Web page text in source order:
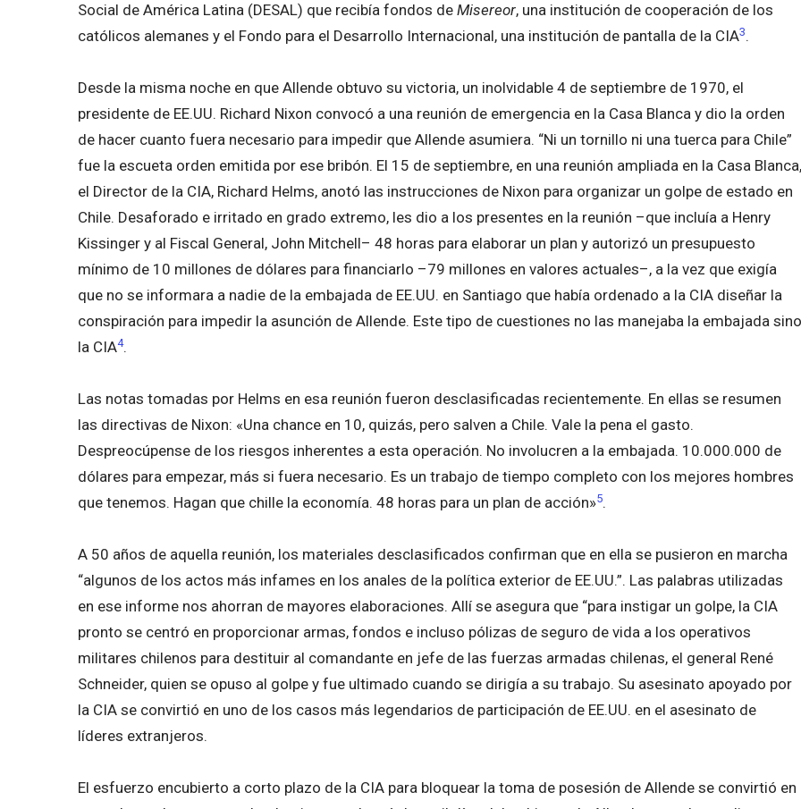
Social de América Latina (DESAL) que recibía fondos de Misereor, una institución de cooperación de los
católicos alemanes y el Fondo para el Desarrollo Internacional, una institución de pantalla de la CIA3.
Desde la misma noche en que Allende obtuvo su victoria, un inolvidable 4 de septiembre de 1970, el
presidente de EE.UU. Richard Nixon convocó a una reunión de emergencia en la Casa Blanca y dio la orden
de hacer cuanto fuera necesario para impedir que Allende asumiera. “Ni un tornillo ni una tuerca para Chile”
fue la escueta orden emitida por ese bribón. El 15 de septiembre, en una reunión ampliada en la Casa Blanca,
el Director de la CIA, Richard Helms, anotó las instrucciones de Nixon para organizar un golpe de estado en
Chile. Desaforado e irritado en grado extremo, les dio a los presentes en la reunión –que incluía a Henry
Kissinger y al Fiscal General, John Mitchell– 48 horas para elaborar un plan y autorizó un presupuesto
mínimo de 10 millones de dólares para financiarlo –79 millones en valores actuales–, a la vez que exigía
que no se informara a nadie de la embajada de EE.UU. en Santiago que había ordenado a la CIA diseñar la
conspiración para impedir la asunción de Allende. Este tipo de cuestiones no las manejaba la embajada sino
la CIA4.
Las notas tomadas por Helms en esa reunión fueron desclasificadas recientemente. En ellas se resumen
las directivas de Nixon: «Una chance en 10, quizás, pero salven a Chile. Vale la pena el gasto.
Despreocúpense de los riesgos inherentes a esta operación. No involucren a la embajada. 10.000.000 de
dólares para empezar, más si fuera necesario. Es un trabajo de tiempo completo con los mejores hombres
que tenemos. Hagan que chille la economía. 48 horas para un plan de acción»5.
A 50 años de aquella reunión, los materiales desclasificados confirman que en ella se pusieron en marcha
“algunos de los actos más infames en los anales de la política exterior de EE.UU.”. Las palabras utilizadas
en ese informe nos ahorran de mayores elaboraciones. Allí se asegura que “para instigar un golpe, la CIA
pronto se centró en proporcionar armas, fondos e incluso pólizas de seguro de vida a los operativos
militares chilenos para destituir al comandante en jefe de las fuerzas armadas chilenas, el general René
Schneider, quien se opuso al golpe y fue ultimado cuando se dirigía a su trabajo. Su asesinato apoyado por
la CIA se convirtió en uno de los casos más legendarios de participación de EE.UU. en el asesinato de
líderes extranjeros.
El esfuerzo encubierto a corto plazo de la CIA para bloquear la toma de posesión de Allende se convirtió en